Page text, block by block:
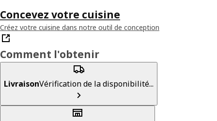
Concevez votre cuisine
Créez votre cuisine dans notre outil de conception
Comment l'obtenir
LivraisonVérification de la disponibilité...